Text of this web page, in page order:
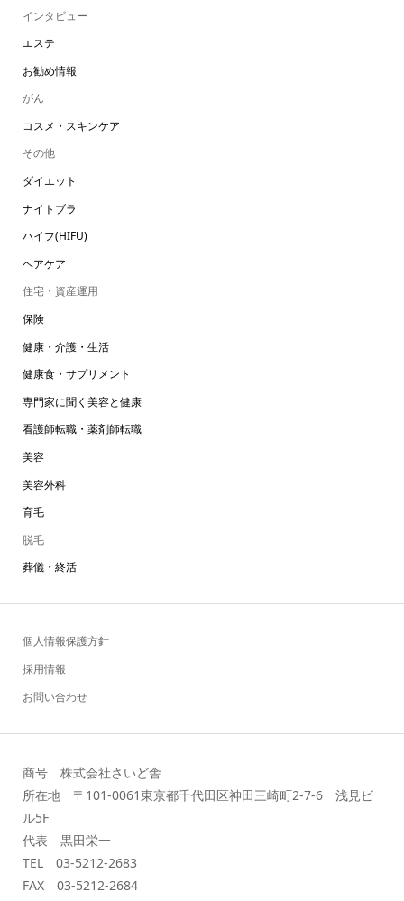
インタビュー
エステ
お勧め情報
がん
コスメ・スキンケア
その他
ダイエット
ナイトブラ
ハイフ(HIFU)
ヘアケア
住宅・資産運用
保険
健康・介護・生活
健康食・サプリメント
専門家に聞く美容と健康
看護師転職・薬剤師転職
美容
美容外科
育毛
脱毛
葬儀・終活
個人情報保護方針
採用情報
お問い合わせ
商号 株式会社さいど舎
所在地 〒101-0061東京都千代田区神田三崎町2-7-6 浅見ビ
ル5F
代表 黒田栄一
TEL 03-5212-2683
FAX 03-5212-2684